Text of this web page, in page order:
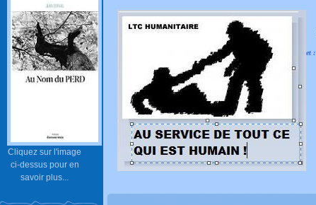
Cliquez sur l'image
ci-dessus pour en
savoir plus...
et :